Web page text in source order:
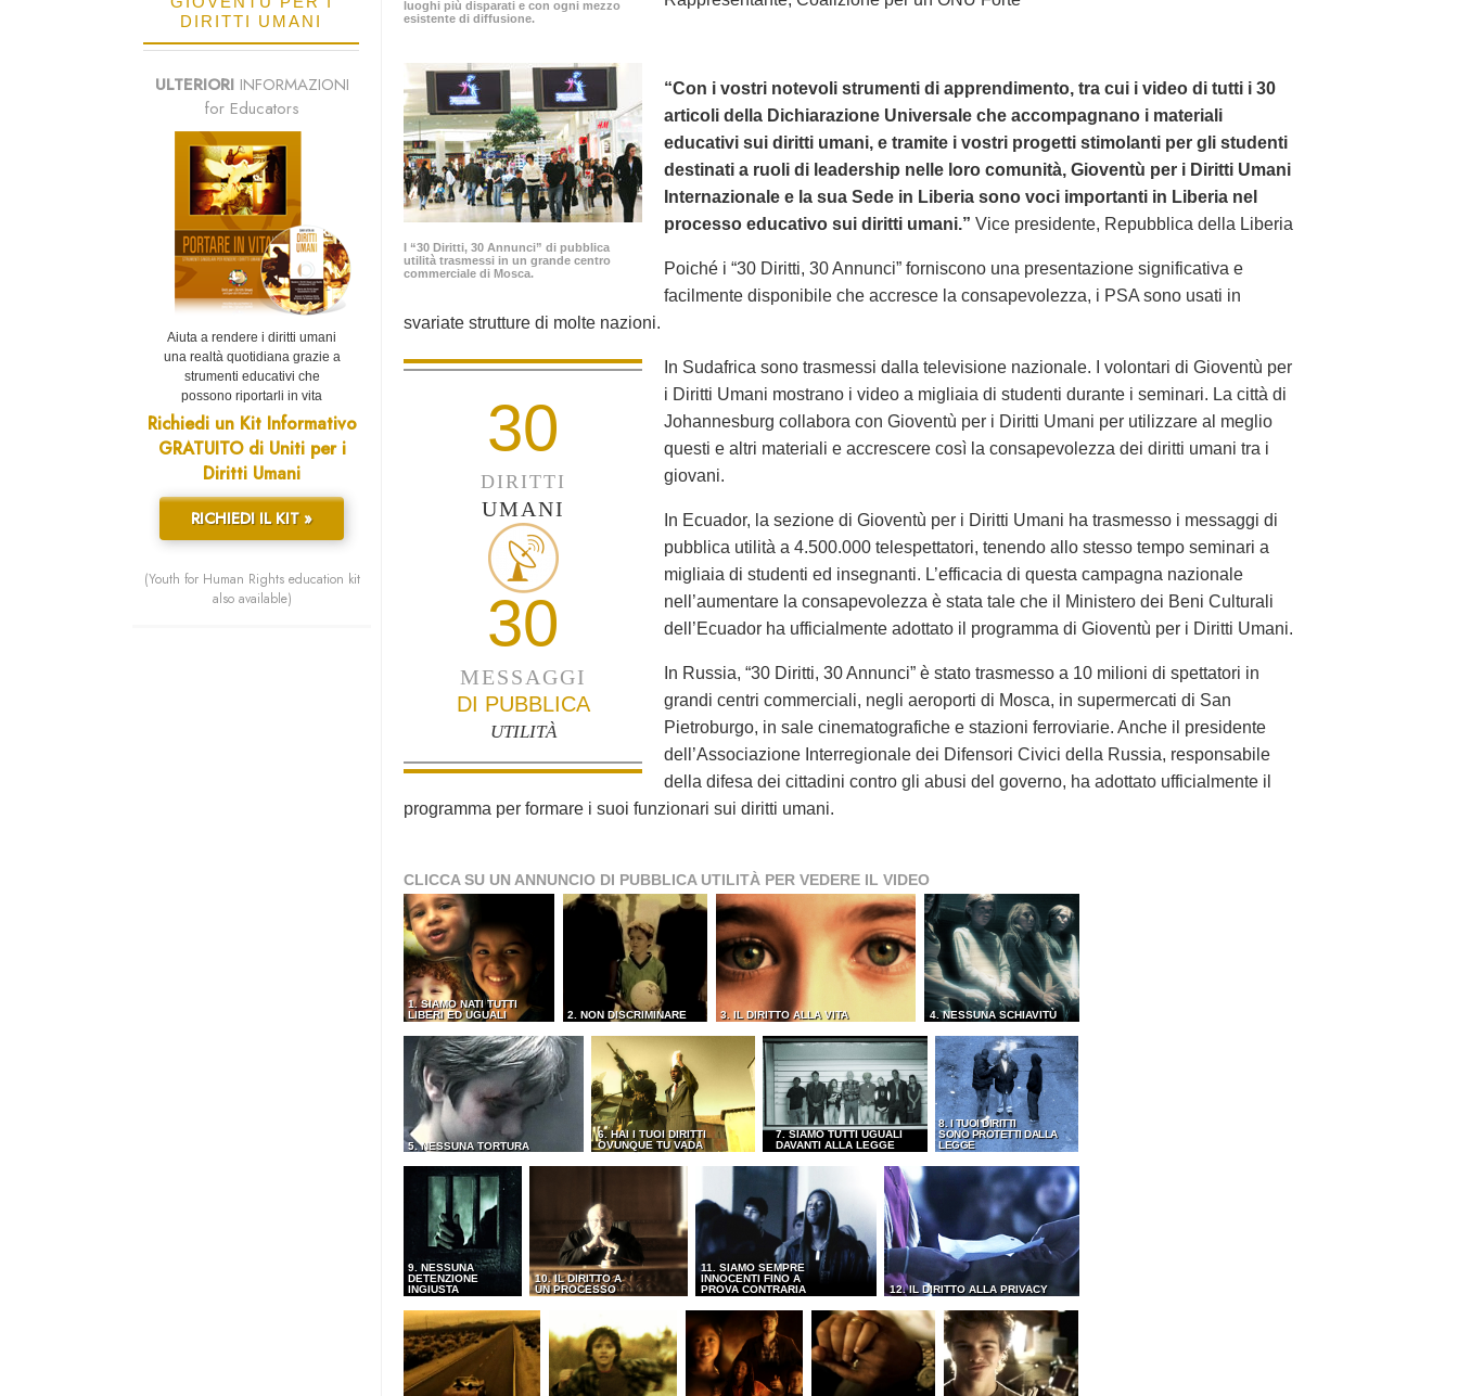
luoghi più disparati e con ogni mezzo
esistente di diffusione.
I “30 Diritti, 30 Annunci” di pubblica
utilità trasmessi in un grande centro
commerciale di Mosca.
“Con i vostri notevoli strumenti di apprendimento, tra cui i video di tutti i 30
articoli della Dichiarazione Universale che accompagnano i materiali
educativi sui diritti umani, e tramite i vostri progetti stimolanti per gli studenti
destinati a ruoli di leadership nelle loro comunità, Gioventù per i Diritti Umani
Internazionale e la sua Sede in Liberia sono voci importanti in Liberia nel
processo educativo sui diritti umani.” Vice presidente, Repubblica della Liberia
Poiché i “30 Diritti, 30 Annunci” forniscono una presentazione significativa e
facilmente disponibile che accresce la consapevolezza, i PSA sono usati in
svariate strutture di molte nazioni.
30
DIRITTI
UMANI
30
MESSAGGI
DI PUBBLICA
UTILITÀ
In Sudafrica sono trasmessi dalla televisione nazionale. I volontari di Gioventù per
i Diritti Umani mostrano i video a migliaia di studenti durante i seminari. La città di
Johannesburg collabora con Gioventù per i Diritti Umani per utilizzare al meglio
questi e altri materiali e accrescere così la consapevolezza dei diritti umani tra i
giovani.
In Ecuador, la sezione di Gioventù per i Diritti Umani ha trasmesso i messaggi di
pubblica utilità a 4.500.000 telespettatori, tenendo allo stesso tempo seminari a
migliaia di studenti ed insegnanti. L’efficacia di questa campagna nazionale
nell’aumentare la consapevolezza è stata tale che il Ministero dei Beni Culturali
dell’Ecuador ha ufficialmente adottato il programma di Gioventù per i Diritti Umani.
In Russia, “30 Diritti, 30 Annunci” è stato trasmesso a 10 milioni di spettatori in
grandi centri commerciali, negli aeroporti di Mosca, in supermercati di San
Pietroburgo, in sale cinematografiche e stazioni ferroviarie. Anche il presidente
dell’Associazione Interregionale dei Difensori Civici della Russia, responsabile
della difesa dei cittadini contro gli abusi del governo, ha adottato ufficialmente il
programma per formare i suoi funzionari sui diritti umani.
CLICCA SU UN ANNUNCIO DI PUBBLICA UTILITÀ PER VEDERE IL VIDEO
1. SIAMO NATI TUTTI
LIBERI ED UGUALI
2. NON DISCRIMINARE 3. IL DIRITTO ALLA VITA 4. NESSUNA SCHIAVITÙ
5. NESSUNA TORTURA
6. HAI I TUOI DIRITTI
OVUNQUE TU VADA
7. SIAMO TUTTI UGUALI
DAVANTI ALLA LEGGE
8. I TUOI DIRITTI
SONO PROTETTI DALLA
LEGGE
9. NESSUNA
DETENZIONE
INGIUSTA
10. IL DIRITTO A
UN PROCESSO
11. SIAMO SEMPRE
INNOCENTI FINO A
PROVA CONTRARIA
12. IL DIRITTO ALLA PRIVACY
DIRITTI UMANI
ULTERIORIINFORMAZIONI
for Educators
Aiuta a rendere i diritti umani
una realtà quotidiana grazie a
strumenti educativi che
possono riportarli in vita
Richiedi un Kit Informativo
GRATUITO di Uniti per i
Diritti Umani
RICHIEDI IL KIT »
(Youth for Human Rights education kit
also available)